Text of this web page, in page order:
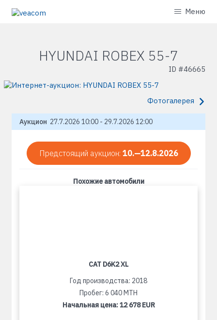
Меню
HYUNDAI ROBEX 55-7
ID #46665
Фотогалерея
Аукцион 27.7.2026 10:00 - 29.7.2026 12:00
Предстоящий аукцион: 10.—12.8.2026
Похожие автомобили
CAT D6K2 XL
Год производства: 2018
Пробег: 6 040 MTH
Начальная цена:12 678 EUR